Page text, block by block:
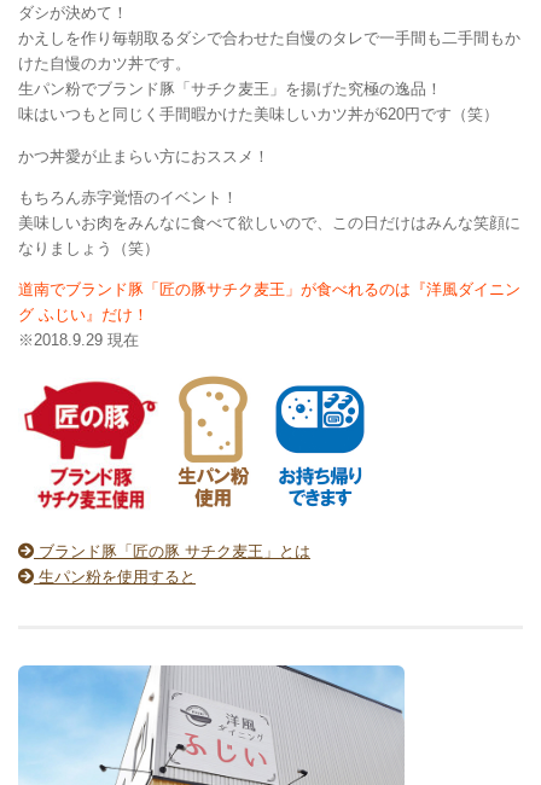
ダシが決めて！
かえしを作り毎朝取るダシで合わせた自慢のタレで一手間も二手間もか
けた自慢のカツ丼です。
生パン粉でブランド豚「サチク麦王」を揚げた究極の逸品！
味はいつもと同じく手間暇かけた美味しいカツ丼が620円です（笑）
かつ丼愛が止まらい方におススメ！
もちろん赤字覚悟のイベント！
美味しいお肉をみんなに食べて欲しいので、この日だけはみんな笑顔に
なりましょう（笑）
道南でブランド豚「匠の豚サチク麦王」が食べれるのは『洋風ダイニン
グ ふじい』だけ！
※2018.9.29 現在
ブランド豚「匠の豚 サチク麦王」とは
生パン粉を使用すると